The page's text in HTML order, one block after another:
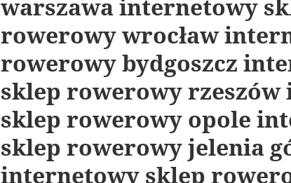
warszawa internetowy
rowerowy wrocław
rowerowy bydgoszcz
sklep rowerowy
sklep rowerowy opole
sklep rowerowy jelenia
internetowy sklep